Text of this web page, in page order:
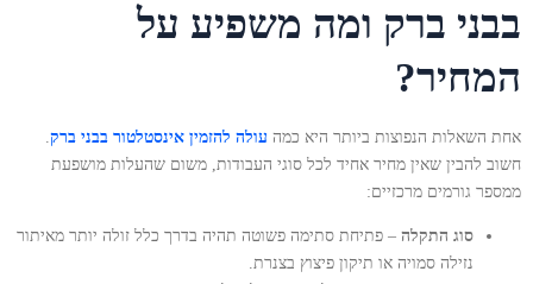
בבני ברק ומה משפיע על
המחיר?
אחת השאלות הנפוצות ביותר היא כמה עולה להזמין אינסטלטור בבני ברק.
חשוב להבין שאין מחיר אחיד לכל סוגי העבודות, משום שהעלות מושפעת
ממספר גורמים מרכזיים:
סוג התקלה – פתיחת סתימה פשוטה תהיה בדרך כלל זולה יותר מאיתור
נזילה סמויה או תיקון פיצוץ בצנרת.